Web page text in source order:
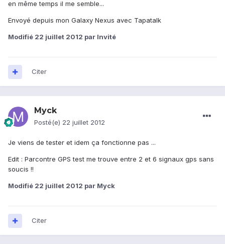
en même temps il me semble...
Envoyé depuis mon Galaxy Nexus avec Tapatalk
Modifié 22 juillet 2012 par Invité
Citer
Myck
Posté(e) 22 juillet 2012
Je viens de tester et idem ça fonctionne pas ...
Edit : Parcontre GPS test me trouve entre 2 et 6 signaux gps sans
soucis !!
Modifié 22 juillet 2012 par Myck
Citer